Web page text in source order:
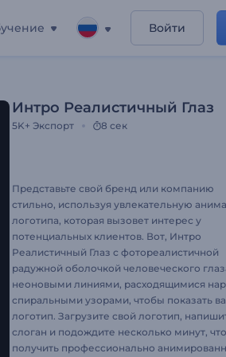
Войти
Интро Реалистичный Глаз
5K+ Экспорт 8 сек
Представьте свой бренд или компанию
стильно, используя увлекательную
логотипа, которая вызовет интерес у
потенциальных клиентов. Вот, Интро
Реалистичный Глаз с фотореалистичной
радужной оболочкой человеческого
неоновыми линиями, расходящимися
спиральными узорами, чтобы показать
логотип. Загрузите свой логотип,
слоган и подождите несколько минут,
получить профессионально